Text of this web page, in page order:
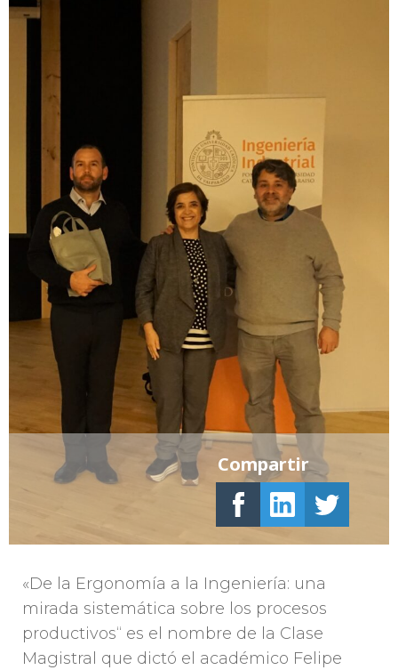
«De la Ergonomía a la Ingeniería: una
mirada sistemática sobre los procesos
productivos“ es el nombre de la Clase
Magistral que dictó el académico Felipe
Compartir